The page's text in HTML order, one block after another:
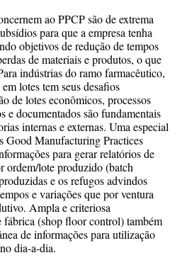
ao PPCP são de extrema
para que a empresa tenha
objetivos de redução de tempos
de materiais e produtos, o que
indústrias do ramo farmacêutico,
lotes tem seus desafios
de lotes econômicos, processos
e documentados são fundamentais
internas e externas. Uma especial
Good Manufacturing Practices
para gerar relatórios de
ordem/lote produzido (batch
e os refugos advindos
e variações que por ventura
Ampla e criteriosa
fábrica (shop floor control) também
de informações para utilização
dia-a-dia.